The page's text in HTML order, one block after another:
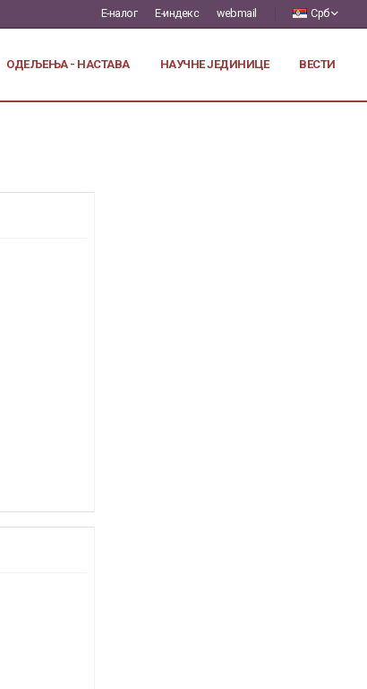
Е-налог Е-индекс webmail Срб
ОДЕЉЕЊА - НАСТАВА НАУЧНЕ ЈЕДИНИЦЕ ВЕСТИ